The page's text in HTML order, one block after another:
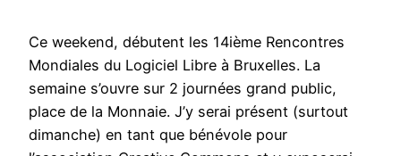
Ce weekend, débutent les 14ième Rencontres
Mondiales du Logiciel Libre à Bruxelles. La
semaine s’ouvre sur 2 journées grand public,
place de la Monnaie. J’y serai présent (surtout
dimanche) en tant que bénévole pour